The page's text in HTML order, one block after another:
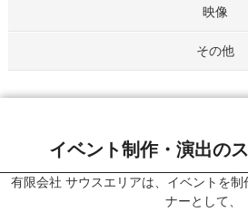
映像
その他
イベント制作・演出の
有限会社 サウスエリアは、イベントを制
ナーとして、